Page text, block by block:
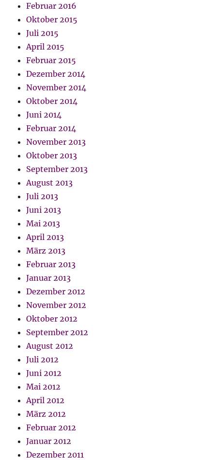
Februar 2016
Oktober 2015
Juli 2015
April 2015
Februar 2015
Dezember 2014
November 2014
Oktober 2014
Juni 2014
Februar 2014
November 2013
Oktober 2013
September 2013
August 2013
Juli 2013
Juni 2013
Mai 2013
April 2013
März 2013
Februar 2013
Januar 2013
Dezember 2012
November 2012
Oktober 2012
September 2012
August 2012
Juli 2012
Juni 2012
Mai 2012
April 2012
März 2012
Februar 2012
Januar 2012
Dezember 2011